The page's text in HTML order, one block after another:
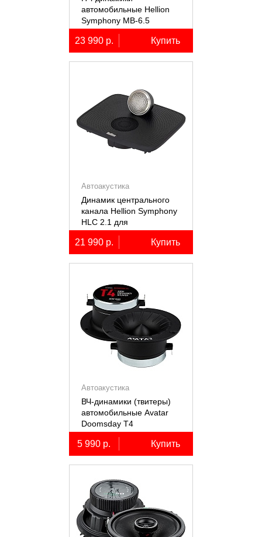
автомобильные Hellion
Symphony MB-6.5
23 990 р. Купить
Автоакустика
Динамик центрального
канала Hellion Symphony
HLC 2.1 для
автомобилей Lixiang Li-
7/8/9
21 990 р. Купить
Автоакустика
ВЧ-динамики (твитеры)
автомобильные Avatar
Doomsday Т4
5 990 р. Купить